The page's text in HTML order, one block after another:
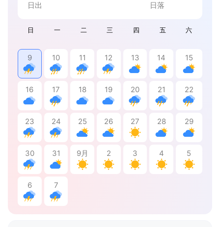
日 一 二 三 四 五 六
9 10 11 12 13 14 15
16 17 18 19 20 21 22
23 24 25 26 27 28 29
30 31 9月 2 3 4 5
6 7
日出 日落